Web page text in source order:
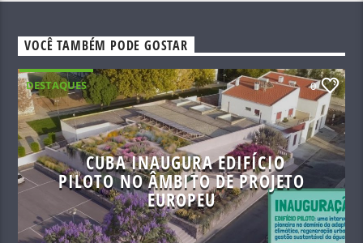
VOCÊ TAMBÉM PODE GOSTAR
DESTAQUES 0
CUBA INAUGURA EDIFÍCIO
PILOTO NO ÂMBITO DE PROJETO
EUROPEU